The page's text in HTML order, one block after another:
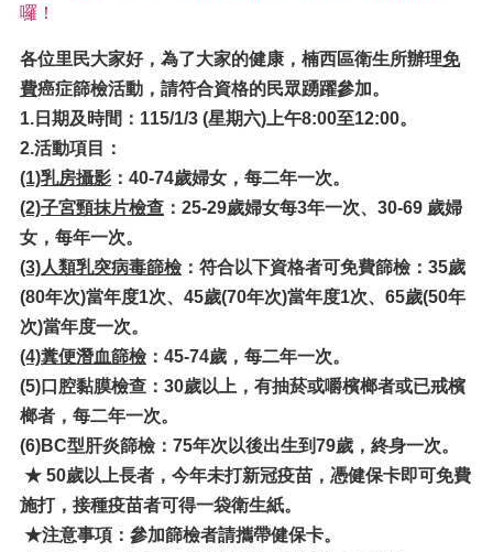
囉！
各位里民大家好，為了大家的健康，楠西區衛生所辦理免
費癌症篩檢活動，請符合資格的民眾踴躍參加。
1.日期及時間：115/1/3 (星期六)上午8:00至12:00。
2.活動項目
：
(1)乳房攝影 ： 40-74歲婦女，每二年一次。
(2)子宮頸抹片檢查 ： 25-29歲婦女每3年一次、30-69 歲婦
女，每年一次。
(3)人類乳突病毒篩檢： 符合以下資格者可免費篩檢：35歲
(80年次)當年度1次、45歲(70年次)當年度1次、65歲(50年
次)當年度一次。
(4)糞便潛血篩檢： 45-74歲，每二年一次。
(5)口腔黏膜檢查：30歲以上，有抽菸或嚼檳榔者或已戒檳
榔者，每二年一次。
(6)BC型肝炎篩檢：75年次以後出生到79歲，終身一次。
★ 50歲以上長者，今年未打新冠疫苗，憑健保卡即可免費
施打， 接種疫苗者可得一袋衛生紙。
★注意事項： 參加篩檢者請攜帶健保卡。